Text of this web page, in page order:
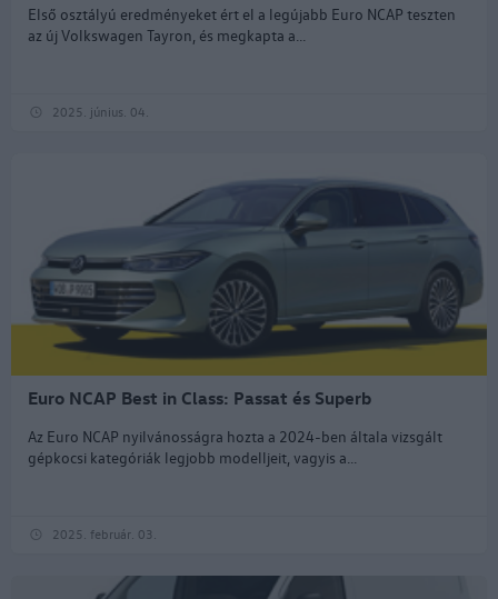
Első osztályú eredményeket ért el a legújabb Euro NCAP teszten
az új Volkswagen Tayron, és megkapta a...
2025. június. 04.
Euro NCAP Best in Class: Passat és Superb
Az Euro NCAP nyilvánosságra hozta a 2024-ben általa vizsgált
gépkocsi kategóriák legjobb modelljeit, vagyis a...
2025. február. 03.